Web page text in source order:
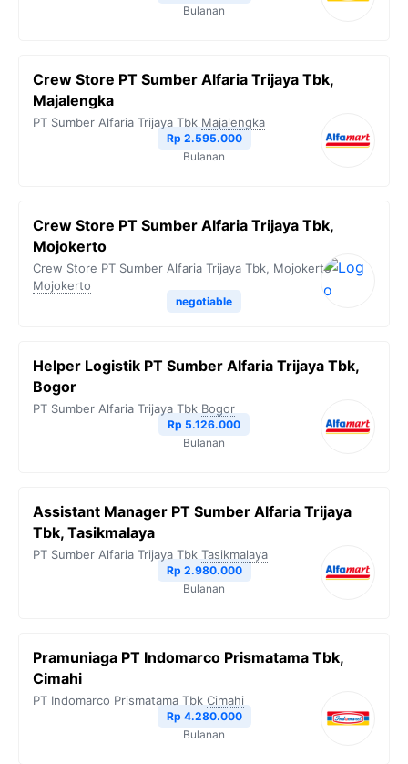
Bulanan
Crew Store PT Sumber Alfaria Trijaya Tbk,
Majalengka
PT Sumber Alfaria Trijaya Tbk Majalengka
Rp 2.595.000
Bulanan
Crew Store PT Sumber Alfaria Trijaya Tbk,
Mojokerto
Crew Store PT Sumber Alfaria Trijaya Tbk, Mojokerto
Mojokerto
negotiable
Helper Logistik PT Sumber Alfaria Trijaya Tbk,
Bogor
PT Sumber Alfaria Trijaya Tbk Bogor
Rp 5.126.000
Bulanan
Assistant Manager PT Sumber Alfaria Trijaya
Tbk, Tasikmalaya
PT Sumber Alfaria Trijaya Tbk Tasikmalaya
Rp 2.980.000
Bulanan
Pramuniaga PT Indomarco Prismatama Tbk,
Cimahi
PT Indomarco Prismatama Tbk Cimahi
Rp 4.280.000
Bulanan